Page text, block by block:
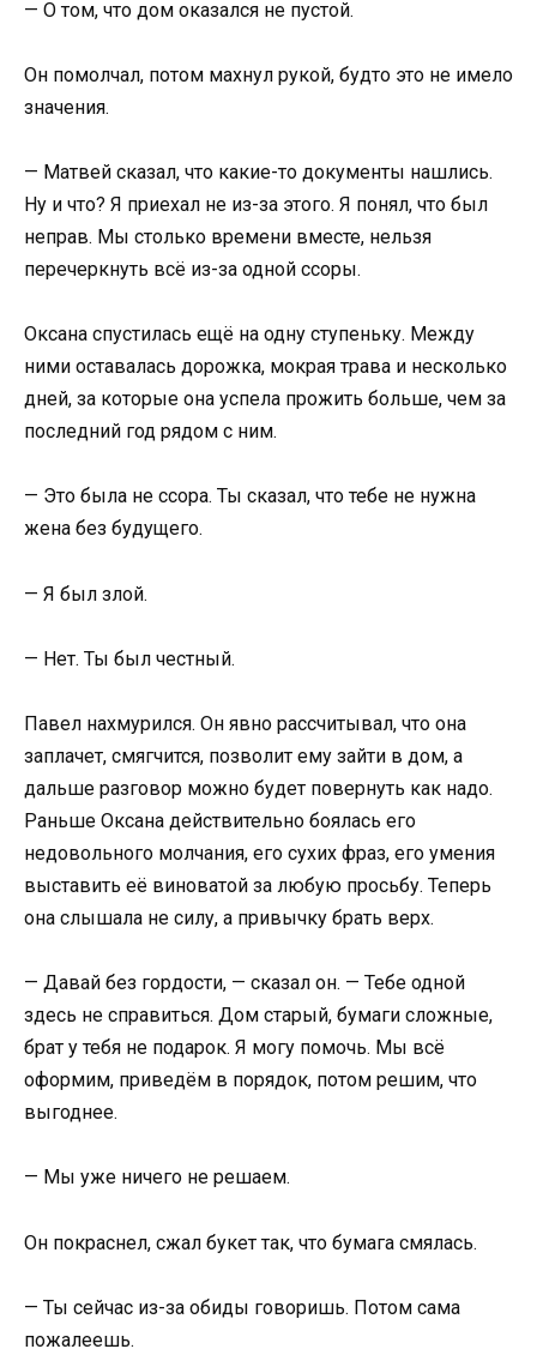
— О том, что дом оказался не пустой.
Он помолчал, потом махнул рукой, будто это не имело
значения.
— Матвей сказал, что какие-то документы нашлись.
Ну и что? Я приехал не из-за этого. Я понял, что был
неправ. Мы столько времени вместе, нельзя
перечеркнуть всё из-за одной ссоры.
Оксана спустилась ещё на одну ступеньку. Между
ними оставалась дорожка, мокрая трава и несколько
дней, за которые она успела прожить больше, чем за
последний год рядом с ним.
— Это была не ссора. Ты сказал, что тебе не нужна
жена без будущего.
— Я был злой.
— Нет. Ты был честный.
Павел нахмурился. Он явно рассчитывал, что она
заплачет, смягчится, позволит ему зайти в дом, а
дальше разговор можно будет повернуть как надо.
Раньше Оксана действительно боялась его
недовольного молчания, его сухих фраз, его умения
выставить её виноватой за любую просьбу. Теперь
она слышала не силу, а привычку брать верх.
— Давай без гордости, — сказал он. — Тебе одной
здесь не справиться. Дом старый, бумаги сложные,
брат у тебя не подарок. Я могу помочь. Мы всё
оформим, приведём в порядок, потом решим, что
выгоднее.
— Мы уже ничего не решаем.
Он покраснел, сжал букет так, что бумага смялась.
— Ты сейчас из-за обиды говоришь. Потом сама
пожалеешь.